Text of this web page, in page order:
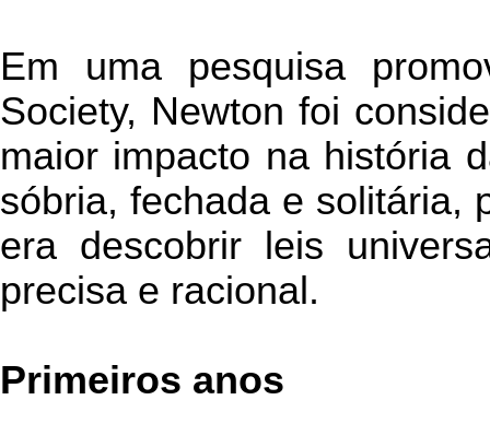
Em uma pesquisa
Society, Newton foi
maior impacto na história
sóbria, fechada e solitária,
era descobrir leis
precisa e racional.
Primeiros anos